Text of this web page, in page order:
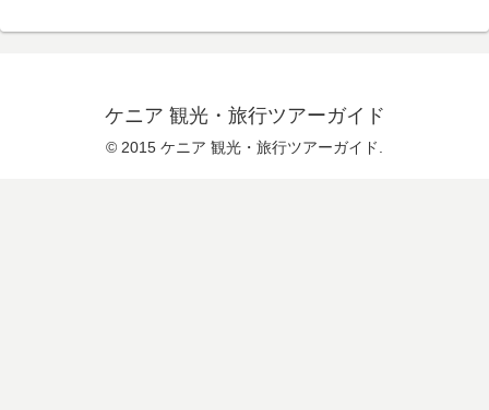
ケニア 観光・旅行ツアーガイド
© 2015 ケニア 観光・旅行ツアーガイド.